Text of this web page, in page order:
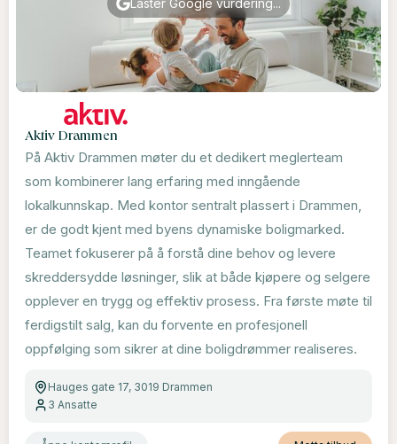
Laster Google vurdering...
Aktiv Drammen
På Aktiv Drammen møter du et dedikert meglerteam
som kombinerer lang erfaring med inngående
lokalkunnskap. Med kontor sentralt plassert i Drammen,
er de godt kjent med byens dynamiske boligmarked.
Teamet fokuserer på å forstå dine behov og levere
skreddersydde løsninger, slik at både kjøpere og selgere
opplever en trygg og effektiv prosess. Fra første møte til
ferdigstilt salg, kan du forvente en profesjonell
oppfølging som sikrer at dine boligdrømmer realiseres.
Hauges gate 17, 3019 Drammen
3 Ansatte